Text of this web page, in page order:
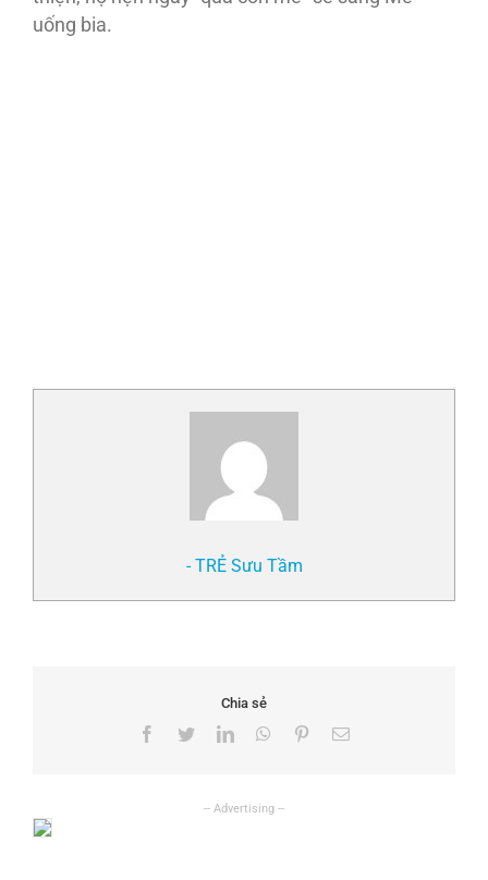
uống bia.
- TRẺ Sưu Tầm
Chia sẻ
Facebook
TwitterLinkedInWhatsApp
PinterestEmail